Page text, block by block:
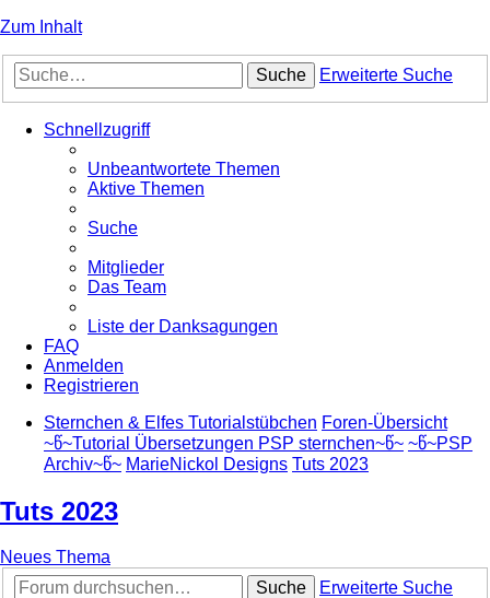
Zum Inhalt
Suche Erweiterte Suche
Schnellzugriff
Unbeantwortete Themen
Aktive Themen
Suche
Mitglieder
Das Team
Liste der Danksagungen
FAQ
Anmelden
Registrieren
Sternchen & Elfes Tutorialstübchen Foren-Übersicht
~წ~Tutorial Übersetzungen PSP sternchen~წ~ ~წ~PSP
Archiv~წ~ MarieNickol Designs Tuts 2023
Tuts 2023
Neues Thema
Suche
Erweiterte Suche